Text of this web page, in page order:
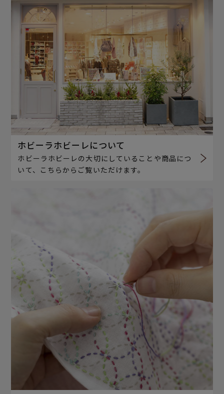
ホビーラホビーレについて
ホビーラホビーレの大切にしていることや商品につ
いて、こちらからご覧いただけます。